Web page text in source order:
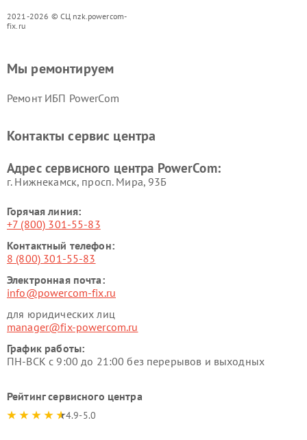
2021-2026 © СЦ nzk.powercom-
fix.ru
Мы ремонтируем
Ремонт ИБП PowerCom
Контакты сервис центра
Адрес сервисного центра PowerCom:
г. Нижнекамск, просп. Мира, 93Б
Горячая линия:
+7 (800) 301-55-83
Контактный телефон:
8 (800) 301-55-83
Электронная почта:
info@powercom-fix.ru
для юридических лиц
manager@fix-powercom.ru
График работы:
ПН-ВСК с 9:00 до 21:00 без перерывов и выходных
Рейтинг сервисного центра
4.9-5.0